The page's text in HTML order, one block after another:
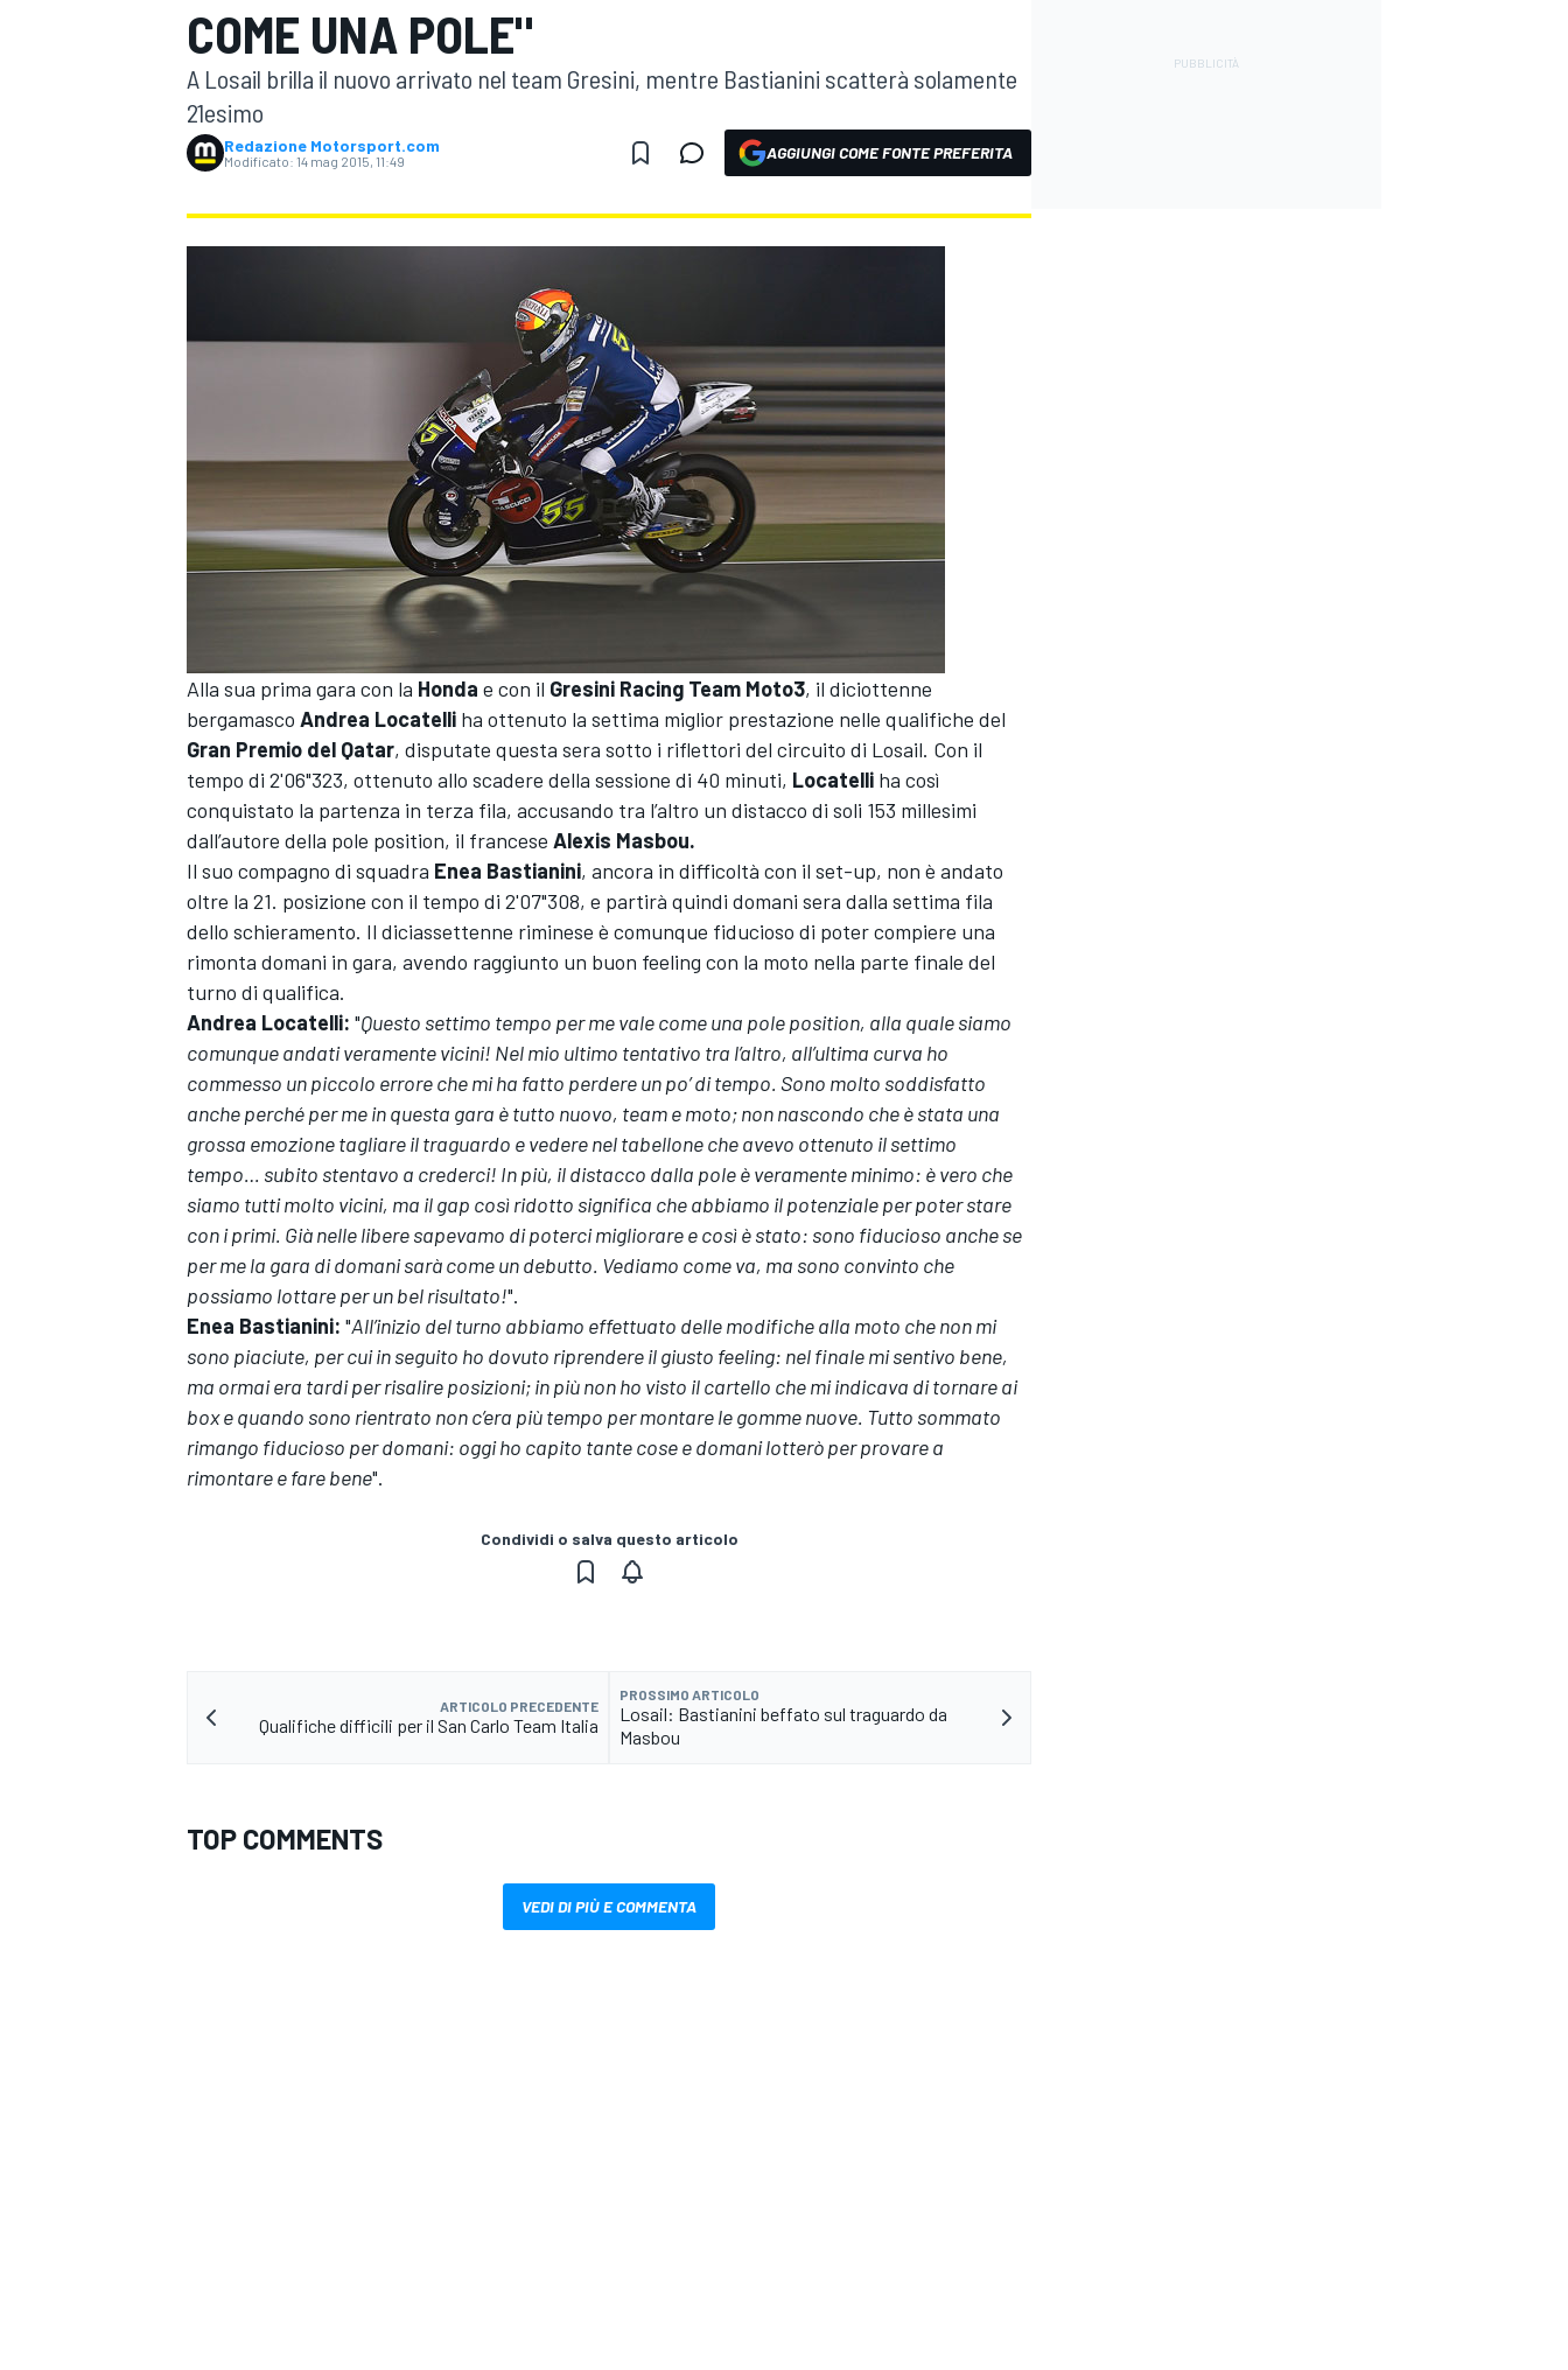
MOTOGP WEC
MONOPOSTO
COME UNA POLE"
A Losail brilla il nuovo arrivato nel team Gresini, mentre Bastianini scatterà solamente
21esimo
Redazione Motorsport.com
Modificato: 14 mag 2015, 11:49 AGGIUNGI COME FONTE PREFERITA
Alla sua prima gara con la Honda e con il Gresini Racing Team Moto3, il diciottenne
bergamasco Andrea Locatelli ha ottenuto la settima miglior prestazione nelle qualifiche del
Gran Premio del Qatar, disputate questa sera sotto i riflettori del circuito di Losail. Con il
tempo di 2'06"323, ottenuto allo scadere della sessione di 40 minuti, Locatelli ha così
conquistato la partenza in terza fila, accusando tra l’altro un distacco di soli 153 millesimi
dall’autore della pole position, il francese Alexis Masbou.
Il suo compagno di squadra Enea Bastianini, ancora in difficoltà con il set-up, non è andato
oltre la 21. posizione con il tempo di 2'07"308, e partirà quindi domani sera dalla settima fila
dello schieramento. Il diciassettenne riminese è comunque fiducioso di poter compiere una
rimonta domani in gara, avendo raggiunto un buon feeling con la moto nella parte finale del
turno di qualifica.
Andrea Locatelli: "Questo settimo tempo per me vale come una pole position, alla quale siamo
comunque andati veramente vicini! Nel mio ultimo tentativo tra l’altro, all’ultima curva ho
commesso un piccolo errore che mi ha fatto perdere un po’ di tempo. Sono molto soddisfatto
anche perché per me in questa gara è tutto nuovo, team e moto; non nascondo che è stata una
grossa emozione tagliare il traguardo e vedere nel tabellone che avevo ottenuto il settimo
tempo… subito stentavo a crederci! In più, il distacco dalla pole è veramente minimo: è vero che
siamo tutti molto vicini, ma il gap così ridotto significa che abbiamo il potenziale per poter stare
con i primi. Già nelle libere sapevamo di poterci migliorare e così è stato: sono fiducioso anche se
per me la gara di domani sarà come un debutto. Vediamo come va, ma sono convinto che
possiamo lottare per un bel risultato!".
Enea Bastianini: "All’inizio del turno abbiamo effettuato delle modifiche alla moto che non mi
sono piaciute, per cui in seguito ho dovuto riprendere il giusto feeling: nel finale mi sentivo bene,
ma ormai era tardi per risalire posizioni; in più non ho visto il cartello che mi indicava di tornare ai
box e quando sono rientrato non c’era più tempo per montare le gomme nuove. Tutto sommato
rimango fiducioso per domani: oggi ho capito tante cose e domani lotterò per provare a
rimontare e fare bene".
Condividi o salva questo articolo
ARTICOLO PRECEDENTE
Qualifiche difficili per il San Carlo Team Italia
PROSSIMO ARTICOLO
Losail: Bastianini beffato sul traguardo da
Masbou
TOP COMMENTS
VEDI DI PIÙ E COMMENTA